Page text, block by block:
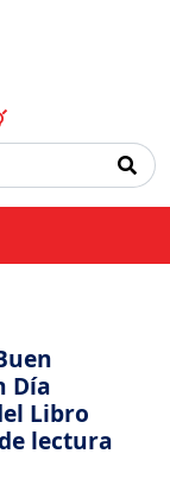
Día
Libro
lectura